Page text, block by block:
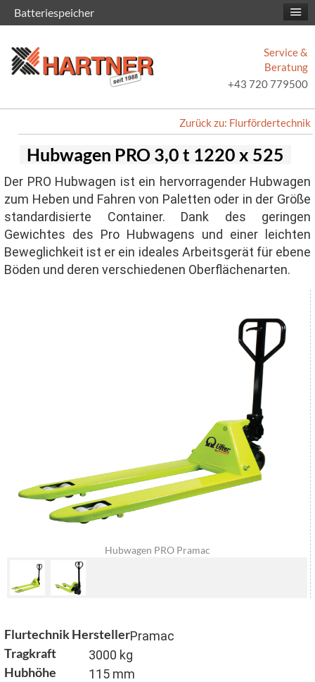
Service &
Beratung
+43 720 779500
Zurück zu: Flurfördertechnik
Hubwagen PRO 3,0 t 1220 x 525
Der PRO Hubwagen ist ein hervorragender Hubwagen
zum Heben und Fahren von Paletten oder in der Größe
standardisierte Container. Dank des geringen
Gewichtes des Pro Hubwagens und einer leichten
Beweglichkeit ist er ein ideales Arbeitsgerät für ebene
Böden und deren verschiedenen Oberflächenarten.
Hubwagen PRO Pramac
Flurtechnik HerstellerPramac
Tragkraft 3000 kg
Hubhöhe 115 mm
Batteriespeicher